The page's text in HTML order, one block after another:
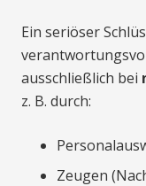
Ein seriöser
ausschließlich bei
z. B. durch:
Zeugen